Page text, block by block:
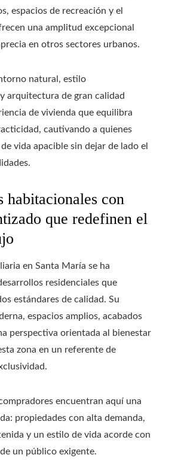
espacios de recreación y el
una amplitud excepcional
en otros sectores urbanos.
natural, estilo
arquitectura de gran calidad
de vivienda que equilibra
cautivando a quienes
vida apacible sin dejar de lado el
habitacionales con
que redefinen el
en Santa María se ha
residenciales que
estándares de calidad. Su
espacios amplios, acabados
perspectiva orientada al bienestar
zona en un referente de
encuentran aquí una
propiedades con alta demanda,
y un estilo de vida acorde con
un público exigente.